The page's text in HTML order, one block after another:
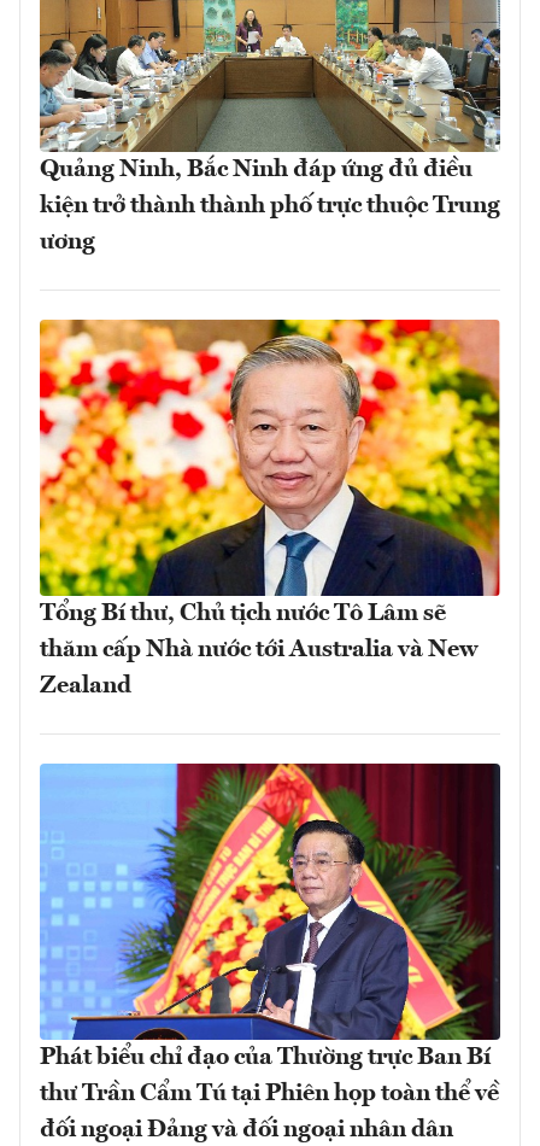
Quảng Ninh, Bắc Ninh đáp ứng đủ điều
kiện trở thành thành phố trực thuộc Trung
ương
Tổng Bí thư, Chủ tịch nước Tô Lâm sẽ
thăm cấp Nhà nước tới Australia và New
Zealand
Phát biểu chỉ đạo của Thường trực Ban Bí
thư Trần Cẩm Tú tại Phiên họp toàn thể về
đối ngoại Đảng và đối ngoại nhân dân